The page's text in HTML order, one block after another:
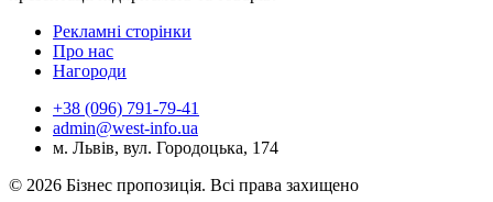
Рекламні сторінки
Про нас
Нагороди
+38 (096) 791-79-41
admin@west-info.ua
м. Львів, вул. Городоцька, 174
© 2026 Бізнес пропозиція. Всі права захищено